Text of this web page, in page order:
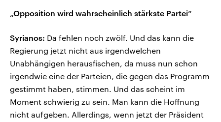
„Opposition wird wahrscheinlich stärkste Partei“
Syrianos: Da fehlen noch zwölf. Und das kann die
Regierung jetzt nicht aus irgendwelchen
Unabhängigen herausfischen, da muss nun schon
irgendwie eine der Parteien, die gegen das Programm
gestimmt haben, stimmen. Und das scheint im
Moment schwierig zu sein. Man kann die Hoffnung
nicht aufgeben. Allerdings, wenn jetzt der Präsident